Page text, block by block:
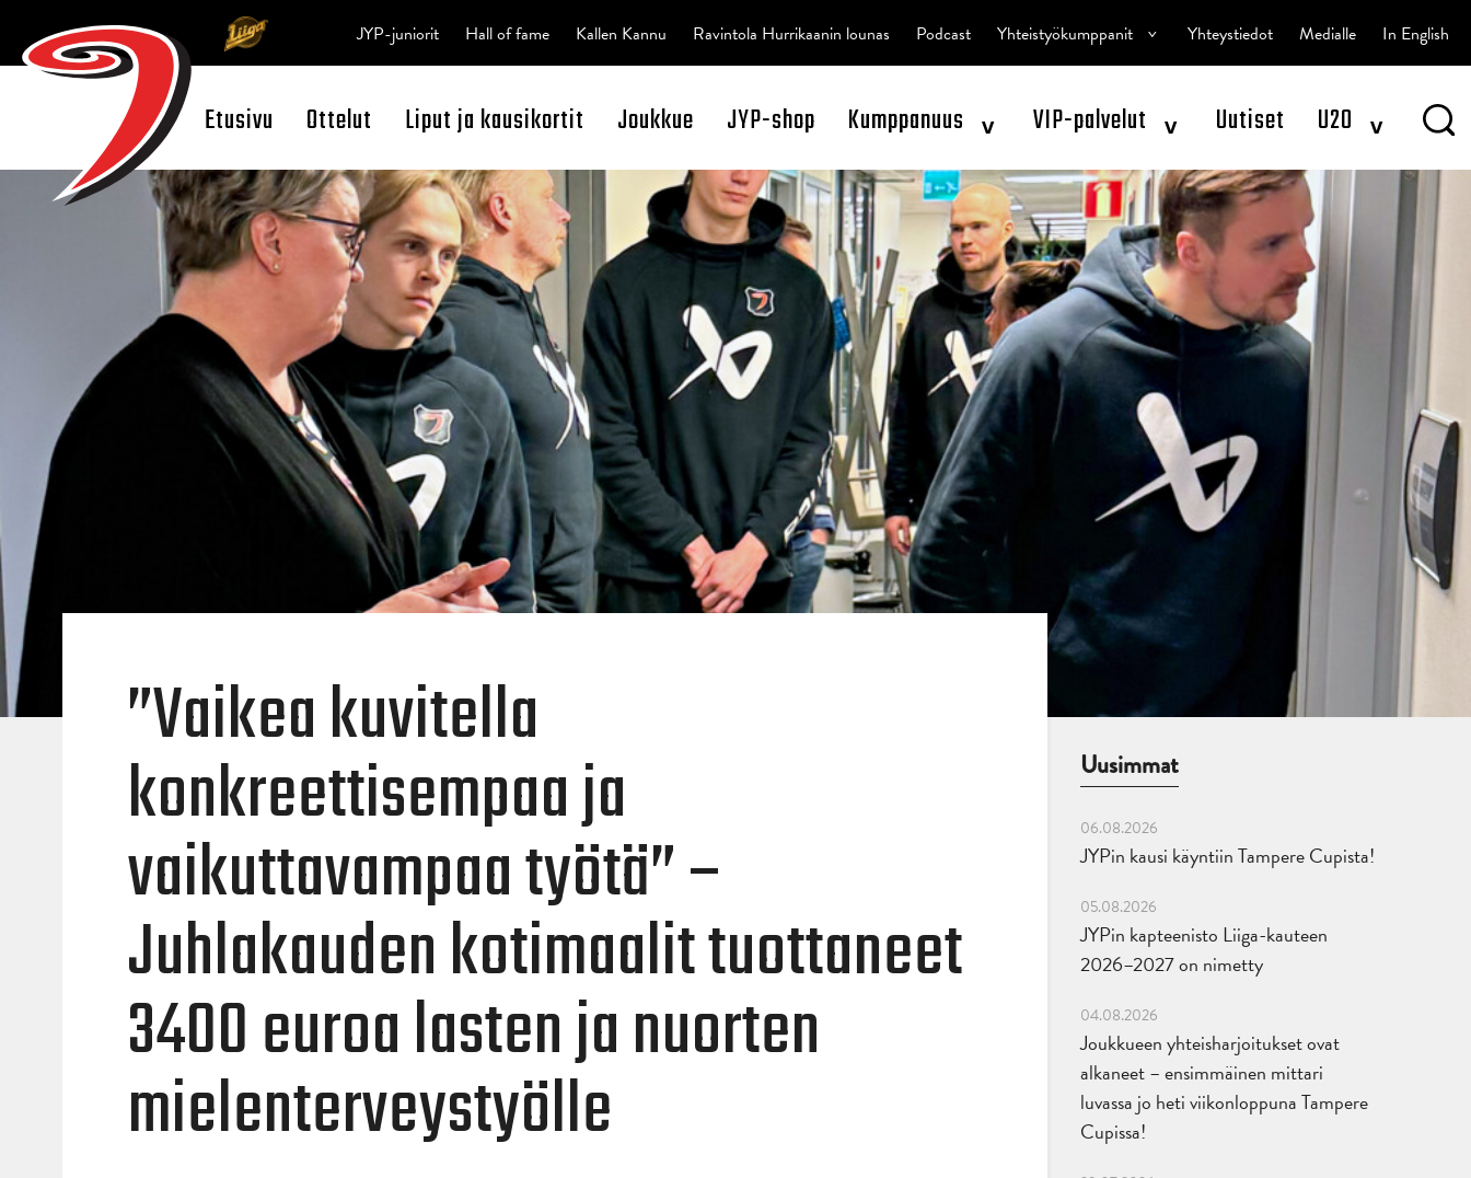
Open Search
Etusivu Ottelut Liput ja kausikortit Joukkue JYP-shop Kumppanuus ^ VIP-palvelut ^ Uutiset U20 ^
JYP-juniorit Hall of fame Kallen Kannu Ravintola Hurrikaanin lounas Podcast Yhteistyökumppanit ^ Yhteystiedot Medialle In English
”Vaikea kuvitella
konkreettisempaa ja
vaikuttavampaa työtä” –
Juhlakauden kotimaalit tuottaneet
3400 euroa lasten ja nuorten
mielenterveystyölle
Uusimmat
06.08.2026
JYPin kausi käyntiin Tampere Cupista!
05.08.2026
JYPin kapteenisto Liiga-kauteen
2026–2027 on nimetty
04.08.2026
Joukkueen yhteisharjoitukset ovat
alkaneet – ensimmäinen mittari
luvassa jo heti viikonloppuna Tampere
Cupissa!